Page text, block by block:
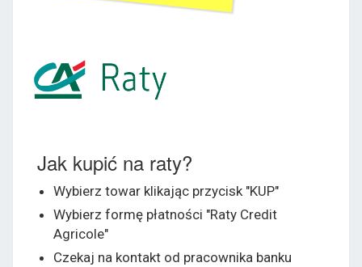
Jak kupić na raty?
Wybierz towar klikając przycisk "KUP"
Wybierz formę płatności "Raty Credit
Agricole"
Czekaj na kontakt od pracownika banku